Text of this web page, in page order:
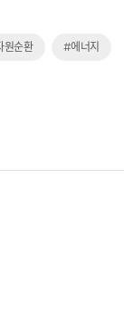
원순환 #에너지